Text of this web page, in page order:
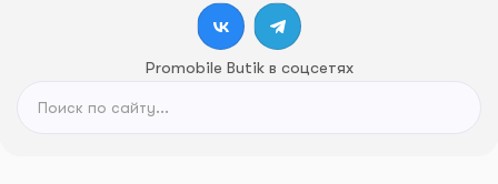
Promobile Butik в соцсетях